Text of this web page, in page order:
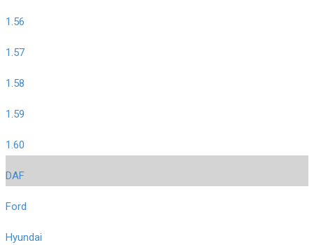
1.56
1.57
1.58
1.59
1.60
DAF
Ford
Hyundai